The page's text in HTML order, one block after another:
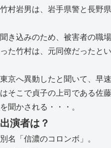
竹村岩男は、岩手県警と長野
聞き込みのため、被害者の職
った竹村は、元同僚だったと
東京へ異動したと聞いて、早
はそこで貞子の上司である佐
を聞かされる・・・。
出演者は？
別名「信濃のコロンボ」。